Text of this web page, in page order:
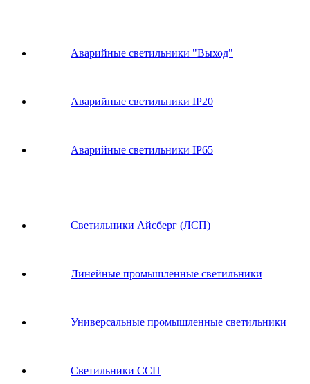
Аварийные светильники "Выход"
Аварийные светильники IP20
Аварийные светильники IP65
Светильники Айсберг (ЛСП)
Линейные промышленные светильники
Универсальные промышленные светильники
Светильники ССП